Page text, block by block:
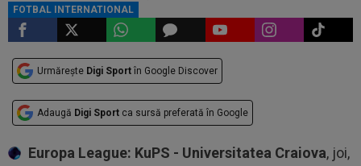
FOTBAL INTERNATIONAL
Urmărește Digi Sport în Google Discover
Adaugă Digi Sport ca sursă preferată în Google
Europa League: KuPS - Universitatea Craiova, joi,